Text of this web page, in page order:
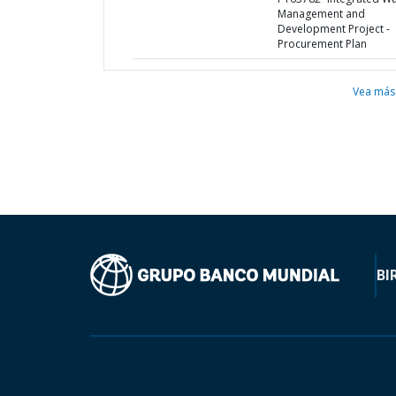
Management and
Development Project -
Procurement Plan
Vea más